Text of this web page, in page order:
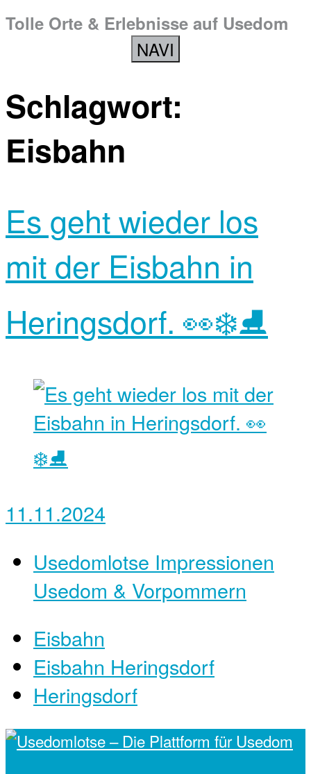
Tolle Orte & Erlebnisse auf Usedom
NAVI
Schlagwort:
Eisbahn
Es geht wieder los
mit der Eisbahn in
Heringsdorf. 👀❄️⛸️
11.11.2024
Usedomlotse Impressionen
Usedom & Vorpommern
Eisbahn
Eisbahn Heringsdorf
Heringsdorf